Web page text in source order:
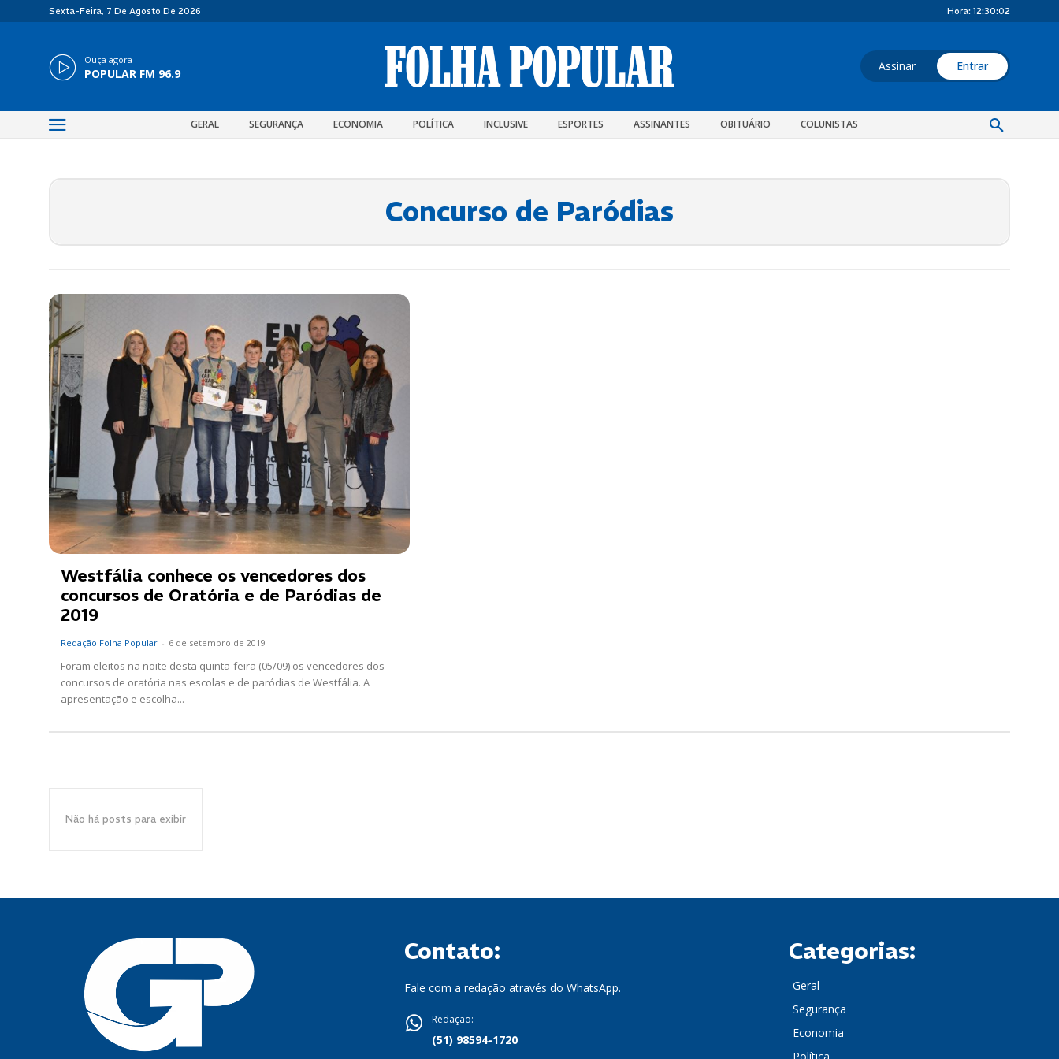
Sexta-Feira, 7 De Agosto De 2026 Hora: 12:30:02
Ouça agora
POPULAR FM 96.9 Assinar Entrar
GERAL SEGURANÇA ECONOMIA POLÍTICA INCLUSIVE ESPORTES ASSINANTES OBITUÁRIO COLUNISTAS
Concurso de Paródias
Westfália conhece os vencedores dos
concursos de Oratória e de Paródias de
2019
Redação Folha Popular - 6 de setembro de 2019
Foram eleitos na noite desta quinta-feira (05/09) os vencedores dos
concursos de oratória nas escolas e de paródias de Westfália. A
apresentação e escolha...
Não há posts para exibir
Contato:
Fale com a redação através do WhatsApp.
Redação:
(51) 98594-1720
Categorias:
Geral
Segurança
Economia
Política